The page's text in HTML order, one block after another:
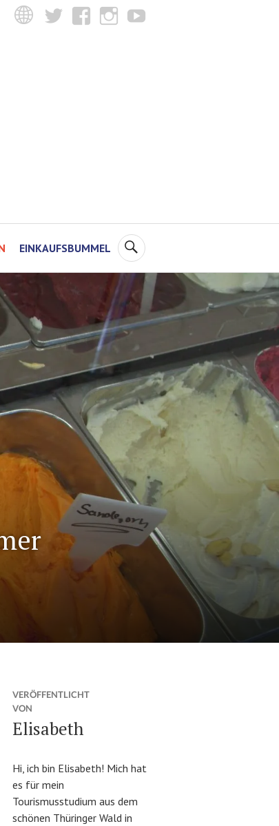
TwitterFacebookInstagram
EINKAUFSBUMMEL SUCHE
VERÖFFENTLICHT
VON
Elisabeth
Hi, ich bin Elisabeth! Mich hat
es für mein
Tourismusstudium aus dem
schönen Thüringer Wald in